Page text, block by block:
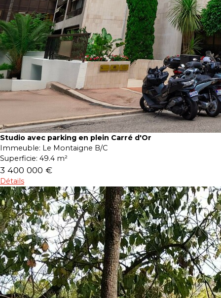
Studio avec parking en plein Carré d'Or
Immeuble: Le Montaigne B/C
Superficie: 49.4 m²
3 400 000 €
Détails